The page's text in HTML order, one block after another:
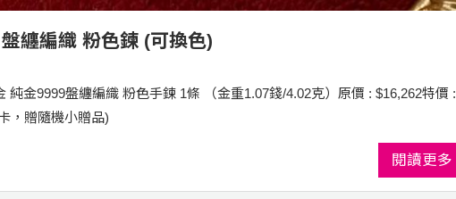
纏編織 粉色鍊 (可換色)
純金9999盤纏編織 粉色手鍊 1條 （金重1.07錢/4.02克）原價 : $16,262特價 :
，贈隨機小贈品)
閱讀更多